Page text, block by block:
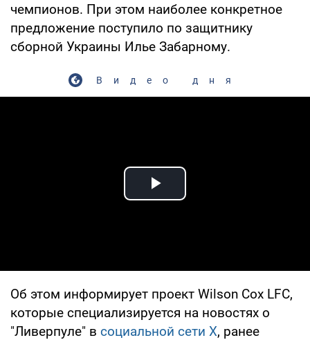
чемпионов. При этом наиболее конкретное
предложение поступило по защитнику
сборной Украины Илье Забарному.
Видео дня
Play Video
Об этом информирует проект Wilson Cox LFC,
которые специализируется на новостях о
"Ливерпуле" в социальной сети Х, ранее